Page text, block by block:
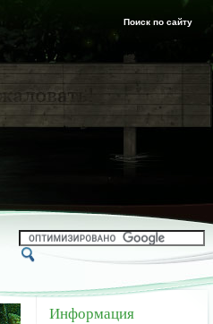
Поиск по сайту
Информация